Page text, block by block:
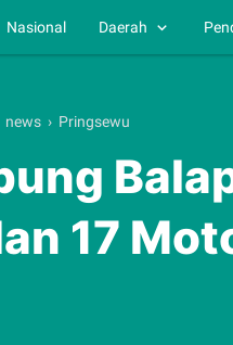
Nasional Daerah
news › Pringsewu
17